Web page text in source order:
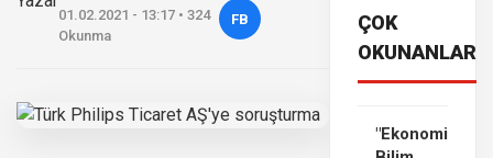
01.02.2021 - 13:17 • 324
Okunma
FB
ÇOK
OKUNANLAR
"Ekonomi